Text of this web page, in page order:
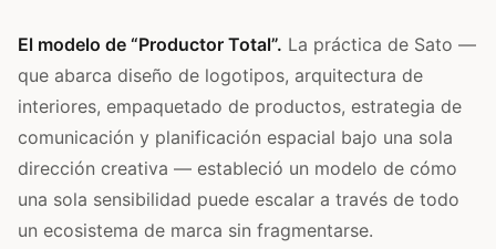
El modelo de “Productor Total”. La práctica de Sato —
que abarca diseño de logotipos, arquitectura de
interiores, empaquetado de productos, estrategia de
comunicación y planificación espacial bajo una sola
dirección creativa — estableció un modelo de cómo
una sola sensibilidad puede escalar a través de todo
un ecosistema de marca sin fragmentarse.